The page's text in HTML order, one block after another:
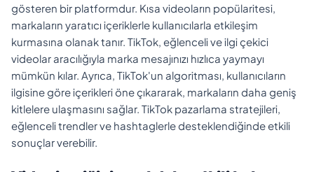
gösteren bir platformdur. Kısa videoların popülaritesi,
markaların yaratıcı içeriklerle kullanıcılarla etkileşim
kurmasına olanak tanır. TikTok, eğlenceli ve ilgi çekici
videolar aracılığıyla marka mesajınızı hızlıca yaymayı
mümkün kılar. Ayrıca, TikTok'un algoritması, kullanıcıların
ilgisine göre içerikleri öne çıkararak, markaların daha geniş
kitlelere ulaşmasını sağlar. TikTok pazarlama stratejileri,
eğlenceli trendler ve hashtaglerle desteklendiğinde etkili
sonuçlar verebilir.